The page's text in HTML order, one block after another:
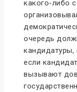
какого-либо
очередь
кандидатуры,
если
вызывают